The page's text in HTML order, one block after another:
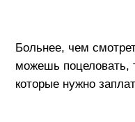
Больнее, чем
можешь поцеловать,
которые нужно